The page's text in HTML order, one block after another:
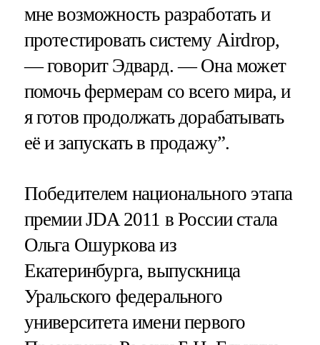
мне возможность разработать и
протестировать систему Airdrop,
— говорит Эдвард. — Она может
помочь фермерам со всего мира, и
я готов продолжать дорабатывать
её и запускать в продажу”.
Победителем национального этапа
премии JDA 2011 в России стала
Ольга Ошуркова из
Екатеринбурга, выпускница
Уральского федерального
университета имени первого